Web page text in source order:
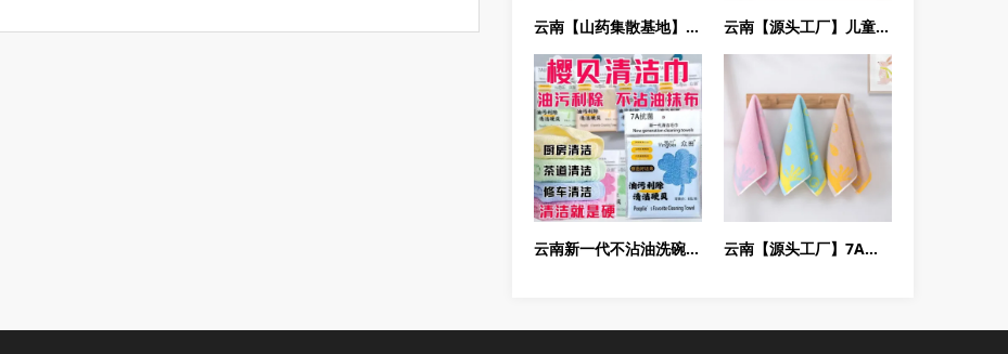
云南【山药集散基地】铁棍糯甜新鲜铁棍小白嘴多规格 云南【源头工厂】儿童7A抗菌抗螨新疆脱脂棉全棉棉花被子批发120*150
云南新一代不沾油洗碗巾优秀厨房去油清洁抹布 云南【源头工厂】7A抗菌儿童纯棉新疆阿克苏长绒棉毛巾柔软吸水面巾全棉宝宝洗澡可爱毛巾